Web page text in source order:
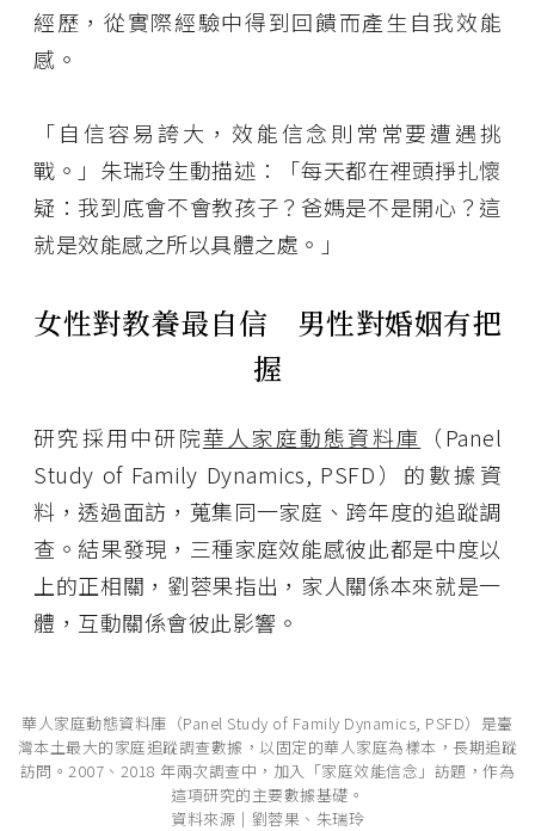
經歷，從實際經驗中得到回饋而產生自我效能
感。
「自信容易誇大，效能信念則常常要遭遇挑
戰。」朱瑞玲生動描述：「每天都在裡頭掙扎懷
疑：我到底會不會教孩子？爸媽是不是開心？這
就是效能感之所以具體之處。」
女性對教養最自信 男性對婚姻有把
握
研究採用中研院華人家庭動態資料庫 （Panel
Study of Family Dynamics, PSFD）的數據資
料，透過面訪，蒐集同一家庭、跨年度的追蹤調
查。結果發現，三種家庭效能感彼此都是中度以
上的正相關，劉蓉果指出，家人關係本來就是一
體，互動關係會彼此影響。
華人家庭動態資料庫（Panel Study of Family Dynamics, PSFD）是臺
灣本土最大的家庭追蹤調查數據，以固定的華人家庭為樣本，長期追蹤
訪問。2007、2018 年兩次調查中，加入「家庭效能信念」訪題，作為
這項研究的主要數據基礎。
資料來源│劉蓉果、朱瑞玲